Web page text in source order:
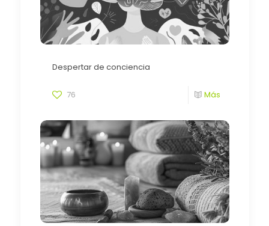
Despertar de conciencia
76 Más